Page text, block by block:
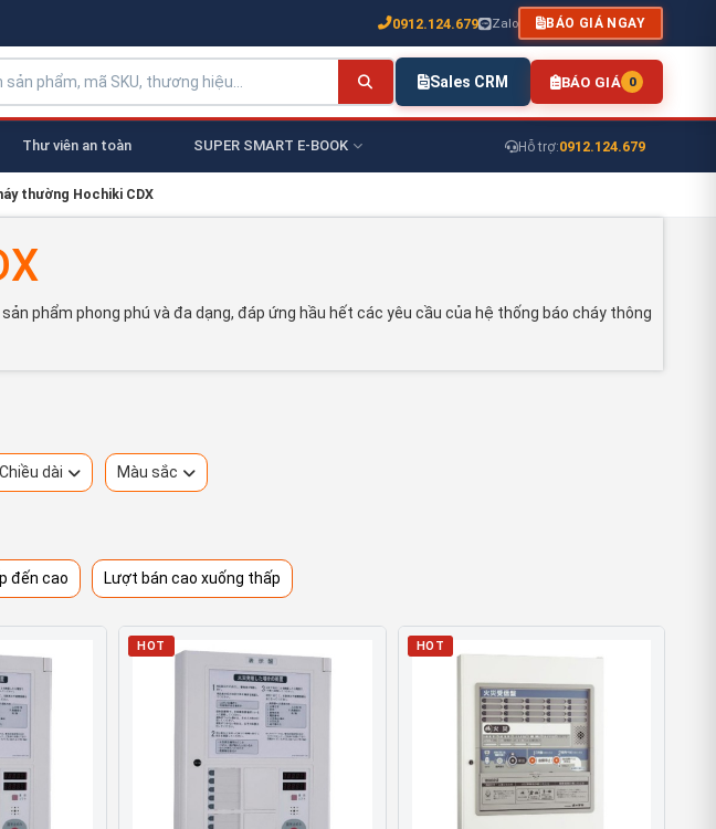
0912.124.679 Zalo BÁO GIÁ NGAY
Sales CRM BÁO GIÁ 0
Thư viên an toàn SUPER SMART E-BOOK Hỗ trợ:0912.124.679
thường Hochiki CDX
phẩm phong phú và đa dạng, đáp ứng hầu hết các yêu cầu của hệ thống báo cháy thông
Chiều dài Màu sắc
đến cao Lượt bán cao xuống thấp
HOT HOT